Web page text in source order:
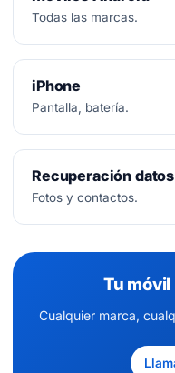
Todas las marcas.
iPhone
Pantalla, batería.
Recuperación datos
Fotos y contactos.
Tu
Cualquier marca,